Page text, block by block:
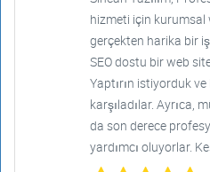
hizmeti için kurumsal
gerçekten harika bir
SEO dostu bir web
Yaptırın istiyorduk
karşıladılar. Ayrıca,
da son derece
yardımcı oluyorlar.